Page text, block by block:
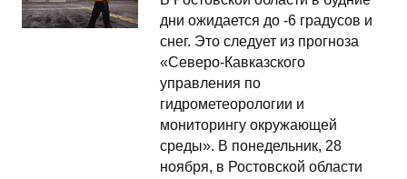
дни ожидается до -6 градусов и
снег. Это следует из прогноза
«Северо-Кавказского
управления по
гидрометеорологии и
мониторингу окружающей
среды». В понедельник, 28
ноября, в Ростовской области